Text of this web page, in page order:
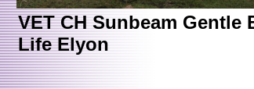
VET CH Sunbeam Gentle
Life Elyon